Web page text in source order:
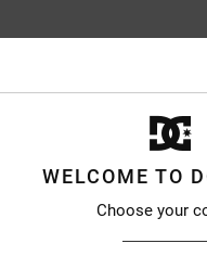
WELCOME TO
Choose your